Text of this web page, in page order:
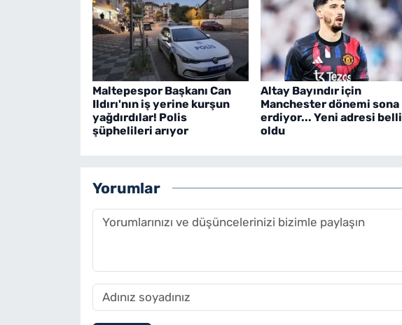
Maltepespor Başkanı Can
Ildırı'nın iş yerine kurşun
yağdırdılar! Polis
şüphelileri arıyor
Altay Bayındır için
Manchester dönemi sona
erdiyor... Yeni adresi belli
oldu
Yorumlar